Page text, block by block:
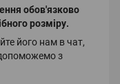
обов'язково
розміру.
його нам в чат,
з